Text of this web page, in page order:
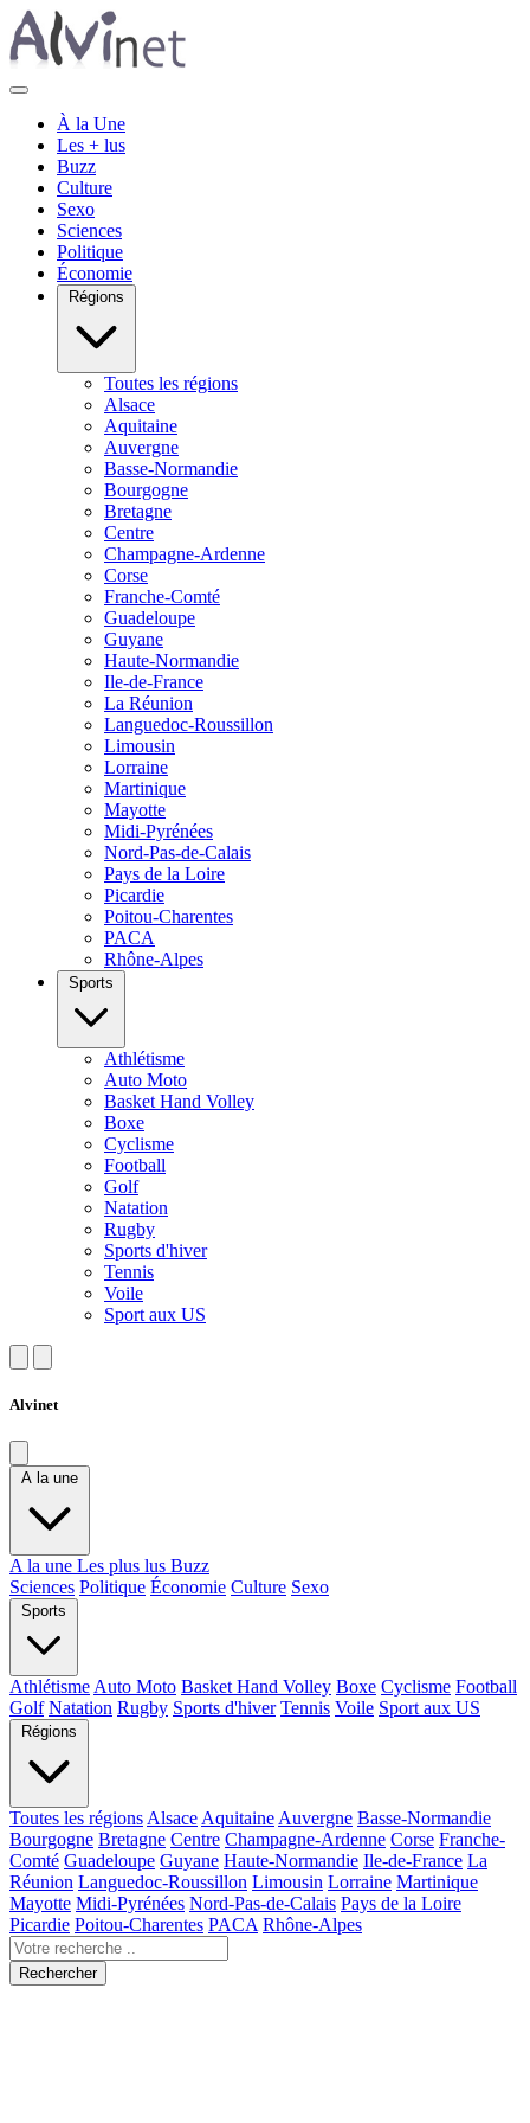
À la Une
Les + lus
Buzz
Culture
Sexo
Sciences
Politique
Économie
Régions
Toutes les régions
Alsace
Aquitaine
Auvergne
Basse-Normandie
Bourgogne
Bretagne
Centre
Champagne-Ardenne
Corse
Franche-Comté
Guadeloupe
Guyane
Haute-Normandie
Ile-de-France
La Réunion
Languedoc-Roussillon
Limousin
Lorraine
Martinique
Mayotte
Midi-Pyrénées
Nord-Pas-de-Calais
Pays de la Loire
Picardie
Poitou-Charentes
PACA
Rhône-Alpes
Sports
Athlétisme
Auto Moto
Basket Hand Volley
Boxe
Cyclisme
Football
Golf
Natation
Rugby
Sports d'hiver
Tennis
Voile
Sport aux US
Alvinet
A la une
A la une Les plus lus Buzz
Sciences Politique Économie Culture Sexo
Sports
Athlétisme Auto Moto Basket Hand Volley Boxe Cyclisme Football
Golf Natation Rugby Sports d'hiver Tennis Voile Sport aux US
Régions
Toutes les régions Alsace Aquitaine Auvergne Basse-Normandie
Bourgogne Bretagne Centre Champagne-Ardenne Corse Franche-
Comté Guadeloupe Guyane Haute-Normandie Ile-de-France La
Réunion Languedoc-Roussillon Limousin Lorraine Martinique
Mayotte Midi-Pyrénées Nord-Pas-de-Calais Pays de la Loire
Picardie Poitou-Charentes PACA Rhône-Alpes
Rechercher